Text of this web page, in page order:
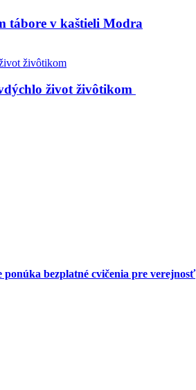
tábore v kaštieli Modra
život živôtikom
bezplatné cvičenia pre verejnosť